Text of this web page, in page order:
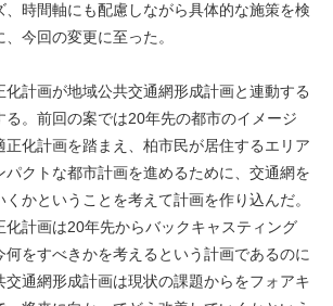
、時間軸にも配慮しながら具体的な施策を検
今回の変更に至った。
化計画が地域公共交通網形成計画と連動する
る。前回の案では20年先の都市のイメージ
正化計画を踏まえ、柏市民が居住するエリア
パクトな都市計画を進めるために、交通網を
くかということを考えて計画を作り込んだ。
化計画は20年先からバックキャスティング
何をすべきかを考えるという計画であるのに
交通網形成計画は現状の課題からをフォアキ